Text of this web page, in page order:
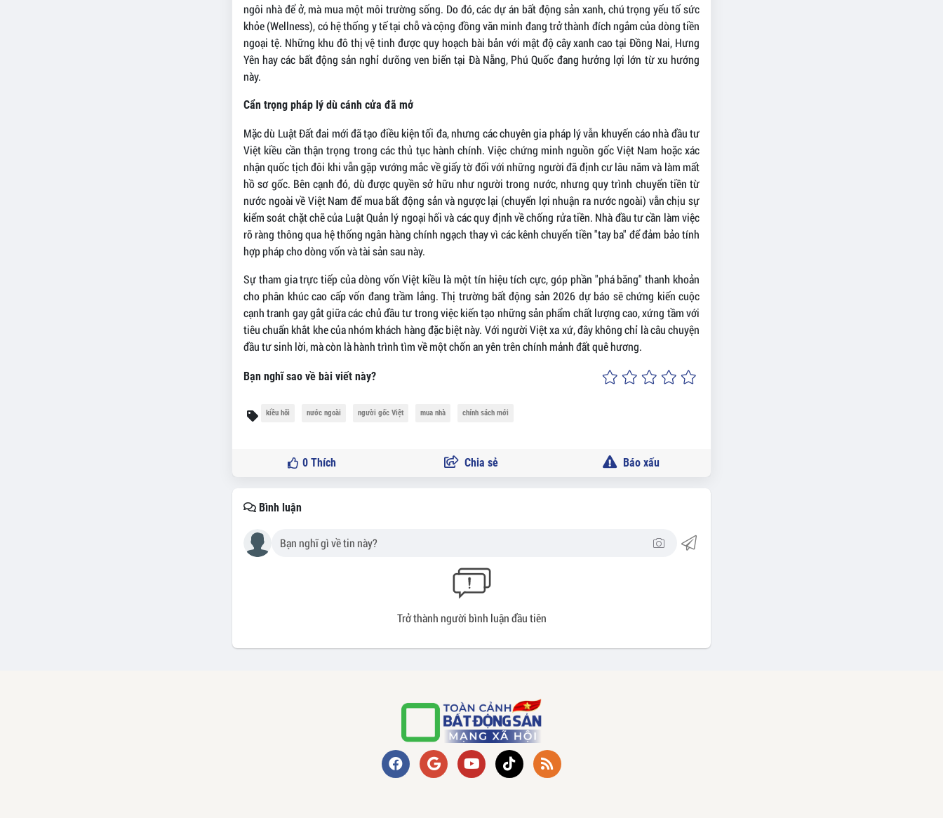
ngôi nhà để ở, mà mua một môi trường sống. Do đó, các dự án bất động sản xanh, chú trọng yếu tố sức
khỏe (Wellness), có hệ thống y tế tại chỗ và cộng đồng văn minh đang trở thành đích ngắm của dòng tiền
ngoại tệ. Những khu đô thị vệ tinh được quy hoạch bài bản với mật độ cây xanh cao tại Đồng Nai, Hưng
Yên hay các bất động sản nghỉ dưỡng ven biển tại Đà Nẵng, Phú Quốc đang hưởng lợi lớn từ xu hướng
này.
Cẩn trọng pháp lý dù cánh cửa đã mở
Mặc dù Luật Đất đai mới đã tạo điều kiện tối đa, nhưng các chuyên gia pháp lý vẫn khuyến cáo nhà đầu tư
Việt kiều cần thận trọng trong các thủ tục hành chính. Việc chứng minh nguồn gốc Việt Nam hoặc xác
nhận quốc tịch đôi khi vẫn gặp vướng mắc về giấy tờ đối với những người đã định cư lâu năm và làm mất
hồ sơ gốc. Bên cạnh đó, dù được quyền sở hữu như người trong nước, nhưng quy trình chuyển tiền từ
nước ngoài về Việt Nam để mua bất động sản và ngược lại (chuyển lợi nhuận ra nước ngoài) vẫn chịu sự
kiểm soát chặt chẽ của Luật Quản lý ngoại hối và các quy định về chống rửa tiền. Nhà đầu tư cần làm việc
rõ ràng thông qua hệ thống ngân hàng chính ngạch thay vì các kênh chuyển tiền "tay ba" để đảm bảo tính
hợp pháp cho dòng vốn và tài sản sau này.
Sự tham gia trực tiếp của dòng vốn Việt kiều là một tín hiệu tích cực, góp phần "phá băng" thanh khoản
cho phân khúc cao cấp vốn đang trầm lắng. Thị trường bất động sản 2026 dự báo sẽ chứng kiến cuộc
cạnh tranh gay gắt giữa các chủ đầu tư trong việc kiến tạo những sản phẩm chất lượng cao, xứng tầm với
tiêu chuẩn khắt khe của nhóm khách hàng đặc biệt này. Với người Việt xa xứ, đây không chỉ là câu chuyện
đầu tư sinh lời, mà còn là hành trình tìm về một chốn an yên trên chính mảnh đất quê hương.
Bạn nghĩ sao về bài viết này?
kiều hối nước ngoài người gốc Việt mua nhà chính sách mới
0 Thích Chia sẻ Báo xấu
Bình luận
Trở thành người bình luận đầu tiên